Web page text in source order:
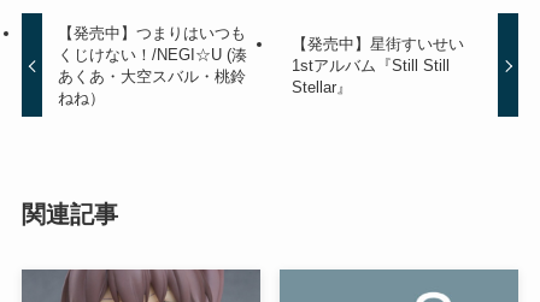
【発売中】つまりはいつも
くじけない！/NEGI☆U (湊
あくあ・大空スバル・桃鈴
ねね）
【発売中】星街すいせい
1stアルバム『Still Still
Stellar』
関連記事